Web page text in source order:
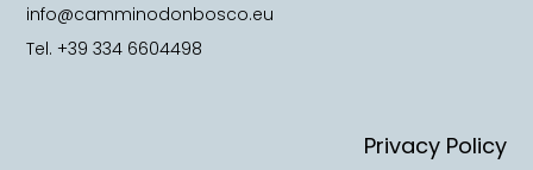
info@camminodonbosco.eu
Tel. +39 334 6604498
Privacy Policy